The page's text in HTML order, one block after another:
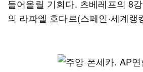
들어올릴 기회다. 츠베레프의 8
의 라파엘 호다르(스페인·세계랭